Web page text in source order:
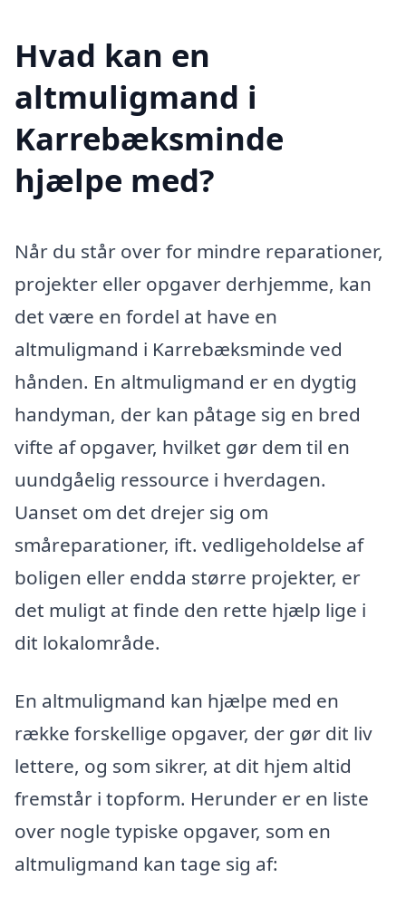
Hvad kan en
altmuligmand i
Karrebæksminde
hjælpe med?
Når du står over for mindre reparationer,
projekter eller opgaver derhjemme, kan
det være en fordel at have en
altmuligmand i Karrebæksminde ved
hånden. En altmuligmand er en dygtig
handyman, der kan påtage sig en bred
vifte af opgaver, hvilket gør dem til en
uundgåelig ressource i hverdagen.
Uanset om det drejer sig om
småreparationer, ift. vedligeholdelse af
boligen eller endda større projekter, er
det muligt at finde den rette hjælp lige i
dit lokalområde.
En altmuligmand kan hjælpe med en
række forskellige opgaver, der gør dit liv
lettere, og som sikrer, at dit hjem altid
fremstår i topform. Herunder er en liste
over nogle typiske opgaver, som en
altmuligmand kan tage sig af: